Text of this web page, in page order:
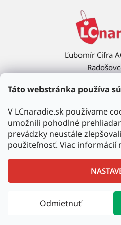
Táto webstránka používa
V LCnaradie.sk používame
umožnili pohodlné
prevádzky neustále
použiteľnosť. Viac informácií
Odmietnuť
Ľubomír Cifra
Copyright 2026LCnaradie.sk
Upraviť